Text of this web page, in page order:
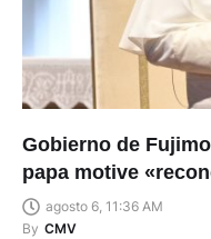
Gobierno de
papa motive
agosto 6, 11:36 AM
By CMV